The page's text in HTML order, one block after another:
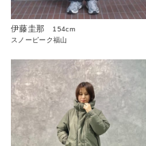
伊藤圭那
154cm
スノーピーク福山